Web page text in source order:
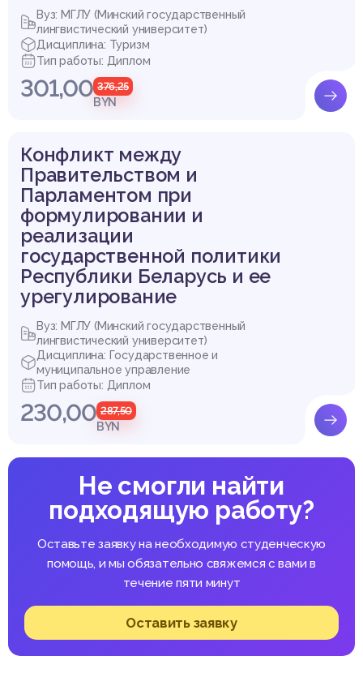
Вуз: МГЛУ (Минский государственный
лингвистический университет)
Дисциплина: Туризм
Тип работы: Диплом
301,00 376,25
BYN
Конфликт между
Правительством и
Парламентом при
формулировании и
реализации
государственной политики
Республики Беларусь и ее
урегулирование
Вуз: МГЛУ (Минский государственный
лингвистический университет)
Дисциплина: Государственное и
муниципальное управление
Тип работы: Диплом
230,00 287,50
BYN
Не смогли найти
подходящую работу?
Оставьте заявку на необходимую студенческую
помощь, и мы обязательно свяжемся с вами в
течение пяти минут
Оставить заявку